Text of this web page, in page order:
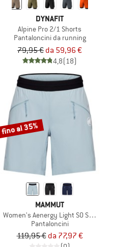
DYNAFIT
Alpine Pro 2/1 Shorts
Pantaloncini da running
79,95 € da 59,96 €
4,8(18)
fino al 35%
MAMMUT
Women's Aenergy Light SO Shorts
Pantaloncini
119,95 € da 77,97 €